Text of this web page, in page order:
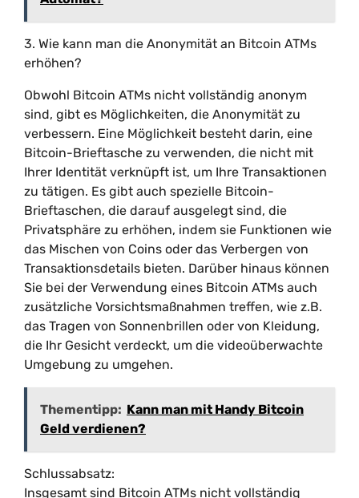
3. Wie kann man die Anonymität an Bitcoin ATMs
erhöhen?
Obwohl Bitcoin ATMs nicht vollständig anonym
sind, gibt es Möglichkeiten, die Anonymität zu
verbessern. Eine Möglichkeit besteht darin, eine
Bitcoin-Brieftasche zu verwenden, die nicht mit
Ihrer Identität verknüpft ist, um Ihre Transaktionen
zu tätigen. Es gibt auch spezielle Bitcoin-
Brieftaschen, die darauf ausgelegt sind, die
Privatsphäre zu erhöhen, indem sie Funktionen wie
das Mischen von Coins oder das Verbergen von
Transaktionsdetails bieten. Darüber hinaus können
Sie bei der Verwendung eines Bitcoin ATMs auch
zusätzliche Vorsichtsmaßnahmen treffen, wie z.B.
das Tragen von Sonnenbrillen oder von Kleidung,
die Ihr Gesicht verdeckt, um die videoüberwachte
Umgebung zu umgehen.
Thementipp: Kann man mit Handy Bitcoin
Geld verdienen?
Schlussabsatz:
Insgesamt sind Bitcoin ATMs nicht vollständig